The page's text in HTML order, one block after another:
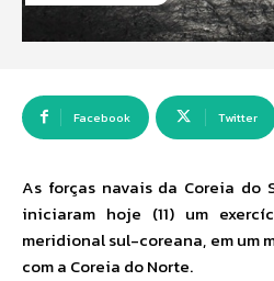
Facebook Twitter
As forças navais da Coreia do
iniciaram hoje (11) um
meridional sul-coreana, em um
com a Coreia do Norte.